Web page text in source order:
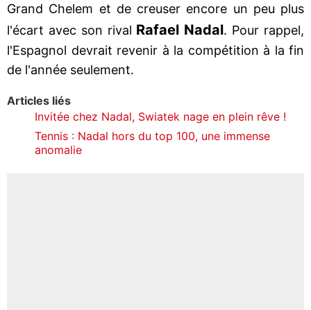
Grand Chelem et de creuser encore un peu plus
l'écart avec son rival Rafael Nadal. Pour rappel,
l'Espagnol devrait revenir à la compétition à la fin
de l'année seulement.
Articles liés
Invitée chez Nadal, Swiatek nage en plein rêve !
Tennis : Nadal hors du top 100, une immense
anomalie